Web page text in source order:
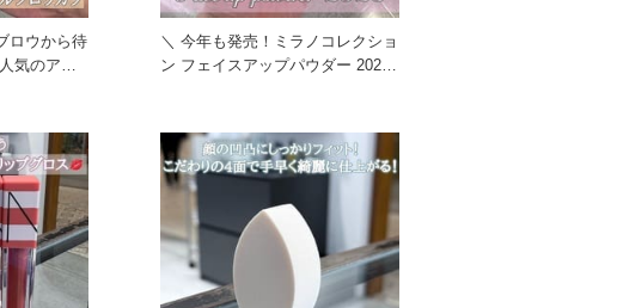
ロウから待
＼ 今年も発売！ミラノコレクショ
ン フェイスアップパウダー 2026